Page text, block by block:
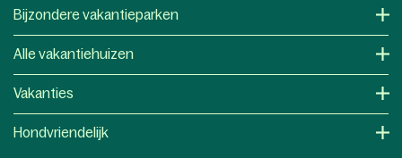
Bijzondere vakantieparken
Alle vakantiehuizen
Vakanties
Hondvriendelijk